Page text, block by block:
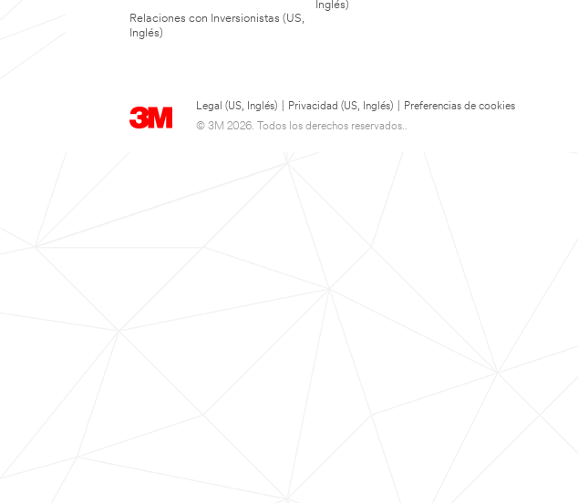
Relaciones con Inversionistas (US,
Inglés)
Inglés)
Legal (US, Inglés) Privacidad (US, Inglés)
Preferencias de cookies
© 3M 2026. Todos los derechos reservados..